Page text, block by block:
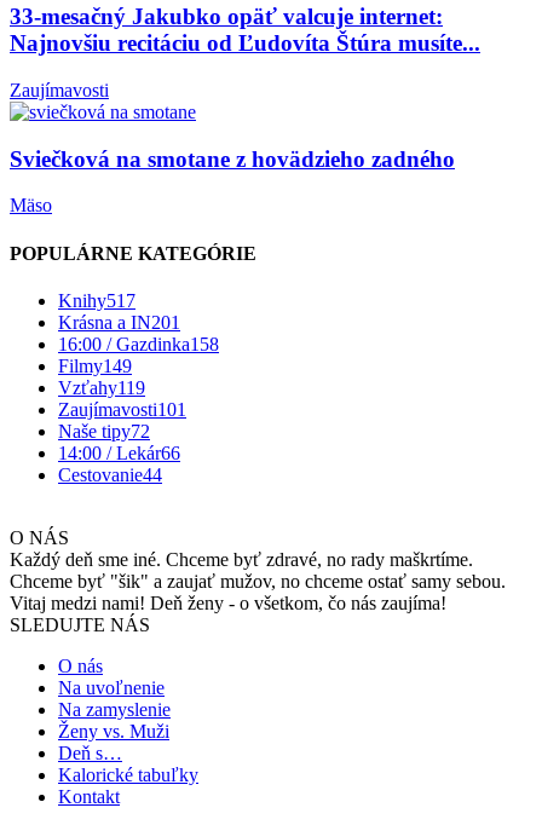
33-mesačný Jakubko opäť valcuje internet:
Najnovšiu recitáciu od Ľudovíta Štúra musíte...
Zaujímavosti
Sviečková na smotane z hovädzieho zadného
Mäso
POPULÁRNE KATEGÓRIE
Knihy517
Krásna a IN201
16:00 / Gazdinka158
Filmy149
Vzťahy119
Zaujímavosti101
Naše tipy72
14:00 / Lekár66
Cestovanie44
O NÁS
Každý deň sme iné. Chceme byť zdravé, no rady maškrtíme.
Chceme byť "šik" a zaujať mužov, no chceme ostať samy sebou.
Vitaj medzi nami! Deň ženy - o všetkom, čo nás zaujíma!
SLEDUJTE NÁS
O nás
Na uvoľnenie
Na zamyslenie
Ženy vs. Muži
Deň s…
Kalorické tabuľky
Kontakt